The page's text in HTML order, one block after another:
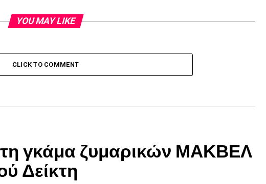
YOU MAY LIKE
CLICK TO COMMENT
τη γκάμα ζυμαρικών ΜΑΚΒΕΛ
Δείκτη